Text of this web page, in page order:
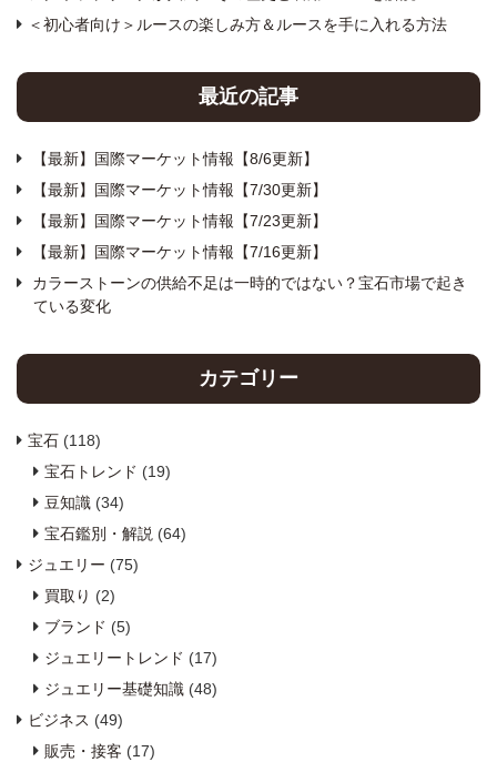
＜初心者向け＞ルースの楽しみ方＆ルースを手に入れる方法
最近の記事
【最新】国際マーケット情報【8/6更新】
【最新】国際マーケット情報【7/30更新】
【最新】国際マーケット情報【7/23更新】
【最新】国際マーケット情報【7/16更新】
カラーストーンの供給不足は一時的ではない？宝石市場で起き
ている変化
カテゴリー
宝石 (118)
宝石トレンド (19)
豆知識 (34)
宝石鑑別・解説 (64)
ジュエリー (75)
買取り (2)
ブランド (5)
ジュエリートレンド (17)
ジュエリー基礎知識 (48)
ビジネス (49)
販売・接客 (17)